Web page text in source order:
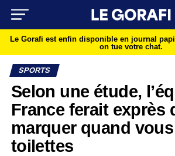
Le Gorafi est enfin disponible en journal
on tue votre chat.
SPORTS
Selon une étude,
France ferait exprès
marquer quand
toilettes